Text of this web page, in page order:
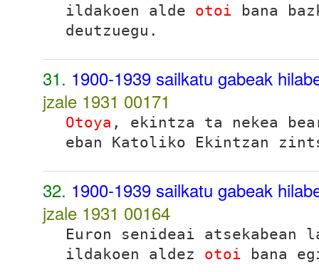
ildakoen alde otoi bana
deutzuegu.
31. 1900-1939 sailkatu gabeak
jzale 1931 00171
Otoya , ekintza ta nekea
eban Katoliko Ekintzan
32. 1900-1939 sailkatu gabeak
jzale 1931 00164
Euron senideai atsekabean
ildakoen aldez otoi bana